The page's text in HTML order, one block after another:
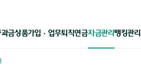
금상품가입 · 업무퇴직연금자금관리뱅킹관리